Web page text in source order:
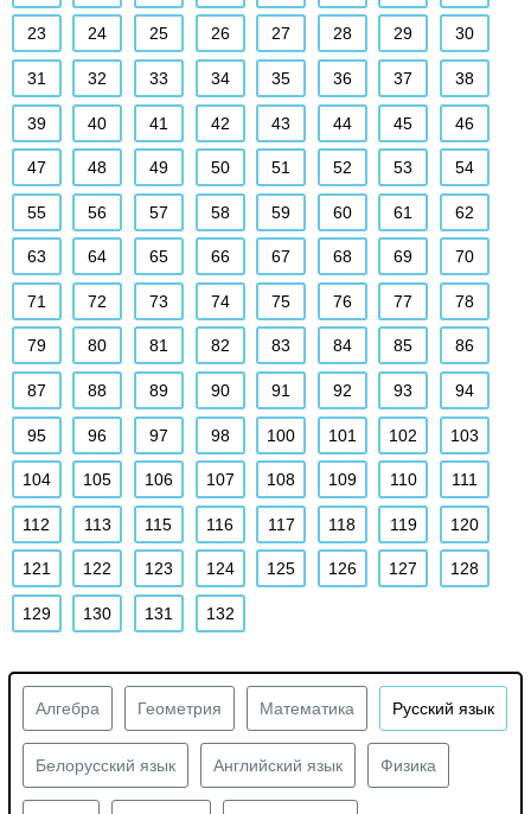
23 24 25 26 27 28 29 30
31 32 33 34 35 36 37 38
39 40 41 42 43 44 45 46
47 48 49 50 51 52 53 54
55 56 57 58 59 60 61 62
63 64 65 66 67 68 69 70
71 72 73 74 75 76 77 78
79 80 81 82 83 84 85 86
87 88 89 90 91 92 93 94
95 96 97 98 100 101 102 103
104 105 106 107 108 109 110 111
112 113 115 116 117 118 119 120
121 122 123 124 125 126 127 128
129 130 131 132
Алгебра Геометрия Математика Русский язык
Белорусский язык Английский язык Физика